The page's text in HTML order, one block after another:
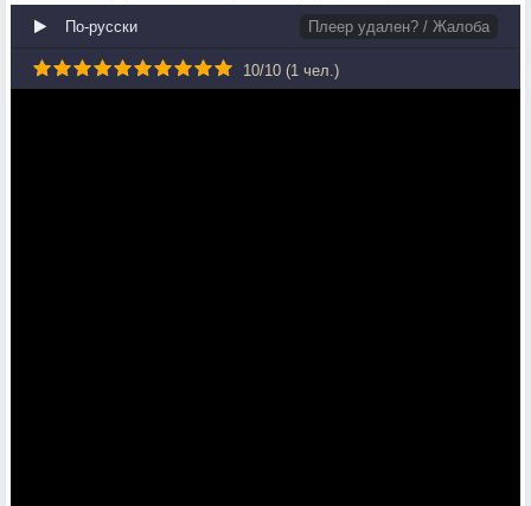
По-русски Плеер удален? / Жалоба
10/10 (1 чел.)